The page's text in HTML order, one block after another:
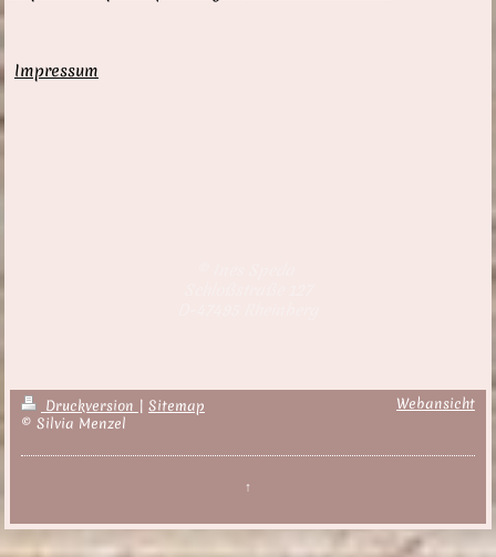
Impressum
Druckversion | Sitemap
© Silvia Menzel
Webansicht
↑